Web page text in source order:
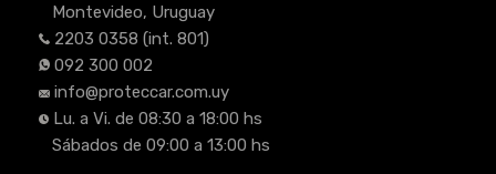
Montevideo, Uruguay
2203 0358 (int. 801)
092 300 002
info@proteccar.com.uy
Lu. a Vi. de 08:30 a 18:00 hs
Sábados de 09:00 a 13:00 hs